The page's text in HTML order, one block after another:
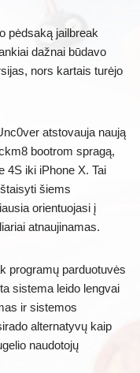
pėdsaką jailbreak
dažnai būdavo
nors kartais turėjo
atstovauja naują
bootrom spragą,
4S iki iPhone X. Tai
šiems
orientuojasi į
atnaujinamas.
programų parduotuvės
sistema leido lengvai
ir sistemos
alternatyvų kaip
naudotojų